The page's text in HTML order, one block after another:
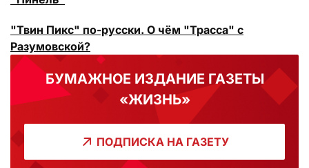
"Твин Пикс" по-русски. О чём "Трасса" с
Разумовской?
БУМАЖНОЕ ИЗДАНИЕ ГАЗЕТЫ
«ЖИЗНЬ»
ПОДПИСКА НА ГАЗЕТУ